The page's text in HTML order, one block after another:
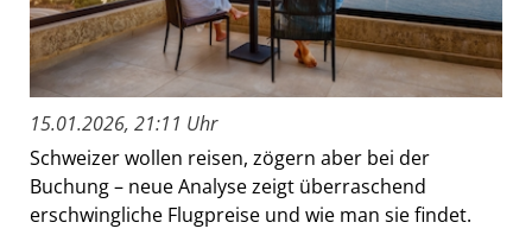
15.01.2026, 21:11 Uhr
Schweizer wollen reisen, zögern aber bei der
Buchung – neue Analyse zeigt überraschend
erschwingliche Flugpreise und wie man sie findet.